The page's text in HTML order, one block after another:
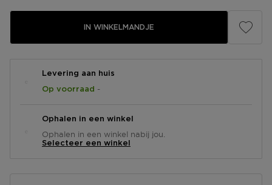
IN WINKELMANDJE
Levering aan huis
Op voorraad -
Ophalen in een winkel
Ophalen in een winkel nabij jou.
Selecteer een winkel